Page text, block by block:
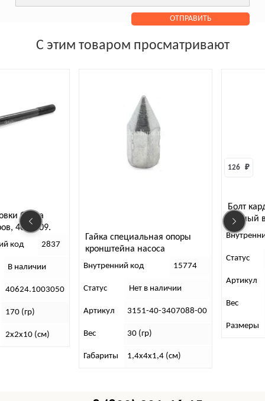
С этим товаром просматривают
блока
405, 409.
2837
наличии
(гр)
(см)
Гайка специальная опоры
кронштейна насоса
гидроусилителя руля УАЗ
Внутренний код 15774
Статус Нет в наличии
Артикул 3151-40-3407088-00
Вес 30 (гр)
Габариты 1,4х4х1,4 (см)
Болт
черный в
шт)
126 ₽
Внутренний
Статус
Артикул
Вес
Размеры